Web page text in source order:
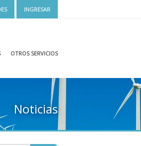
INGRESAR
OTROS SERVICIOS
Noticias